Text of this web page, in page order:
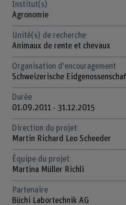
Institut(s)
Agronomie
Unité(s) de recherche
Animaux de rente et chevaux
Organisation d'encouragement
Schweizerische
Durée
01.09.2011 - 31.12.2015
Direction du projet
Martin Richard Leo Scheeder
Équipe du projet
Martina Müller Richli
Partenaire
Büchi Labortechnik AG